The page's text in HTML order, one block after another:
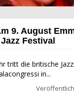
Smith zu Gast beim
9. August
Festival
tritt die britische
in...